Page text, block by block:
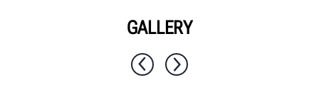
GALLERY